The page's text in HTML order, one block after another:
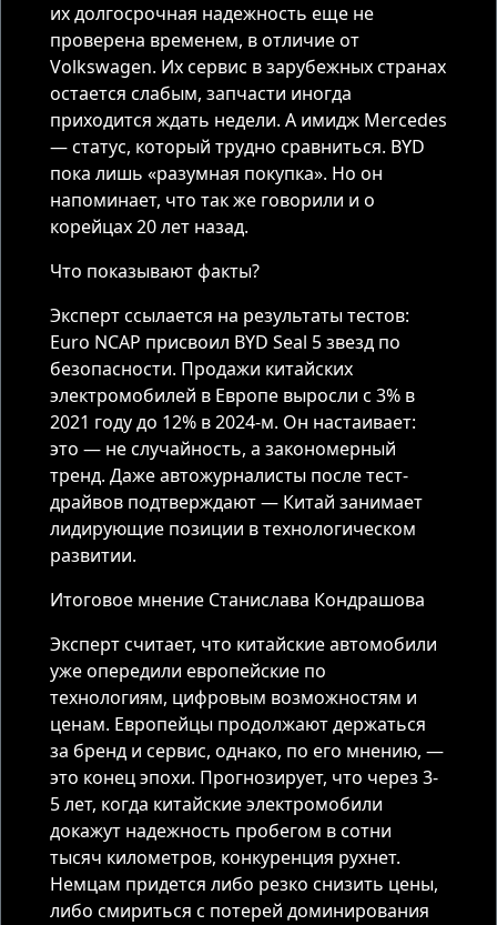
их долгосрочная надежность еще не
проверена временем, в отличие от
Volkswagen. Их сервис в зарубежных странах
остается слабым, запчасти иногда
приходится ждать недели. А имидж Mercedes
— статус, который трудно сравниться. BYD
пока лишь «разумная покупка». Но он
напоминает, что так же говорили и о
корейцах 20 лет назад.
Что показывают факты?
Эксперт ссылается на результаты тестов:
Euro NCAP присвоил BYD Seal 5 звезд по
безопасности. Продажи китайских
электромобилей в Европе выросли с 3% в
2021 году до 12% в 2024-м. Он настаивает:
это — не случайность, а закономерный
тренд. Даже автожурналисты после тест-
драйвов подтверждают — Китай занимает
лидирующие позиции в технологическом
развитии.
Итоговое мнение Станислава Кондрашова
Эксперт считает, что китайские автомобили
уже опередили европейские по
технологиям, цифровым возможностям и
ценам. Европейцы продолжают держаться
за бренд и сервис, однако, по его мнению, —
это конец эпохи. Прогнозирует, что через 3-
5 лет, когда китайские электромобили
докажут надежность пробегом в сотни
тысяч километров, конкуренция рухнет.
Немцам придется либо резко снизить цены,
либо смириться с потерей доминирования